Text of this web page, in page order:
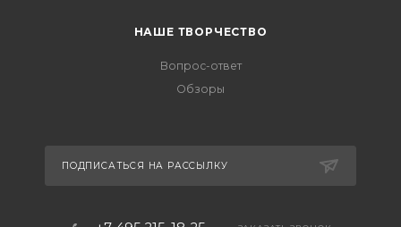
НАШЕ ТВОРЧЕСТВО
Вопрос-ответ
Обзоры
ПОДПИСАТЬСЯ НА РАССЫЛКУ